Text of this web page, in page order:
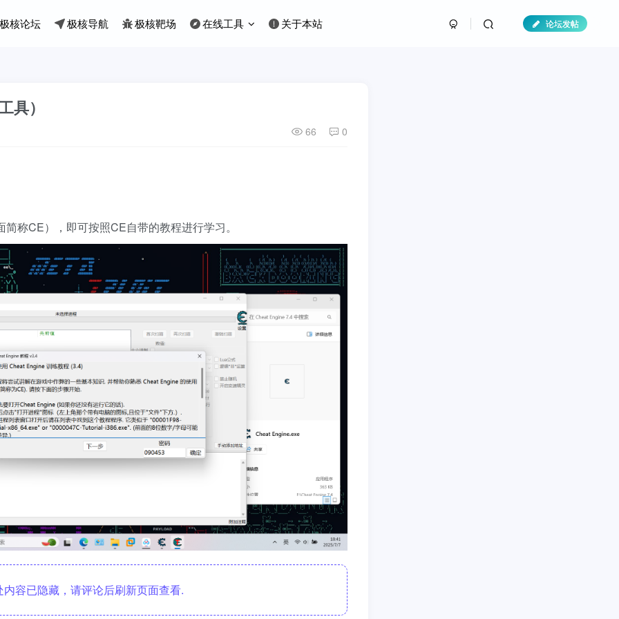
核论坛 极核导航 极核靶场 在线工具 关于本站 论坛发帖
具）
66 0
称CE），即可按照CE自带的教程进行学习。
容已隐藏，请评论后刷新页面查看.